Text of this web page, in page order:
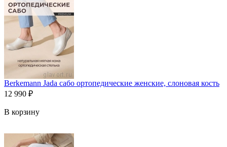
Berkemann Jada сабо ортопедические женские, слоновая кость
12 990 ₽
В корзину